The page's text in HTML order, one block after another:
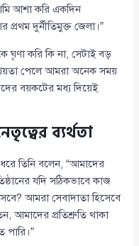
আশা করি একদিন
দুর্নীতিমুক্ত জেলা।”
ঘৃণা করি কি না, সেটাই বড়
পেলে আমরা অনেক সময়
বয়কটের মধ্য দিয়েই
ব্যর্থতা
ধরে তিনি বলেন, “আমাদের
যদি সঠিকভাবে কাজ
আমরা সেবাদাতা হিসেবে
আমাদের প্রতিশ্রুতি থাকা